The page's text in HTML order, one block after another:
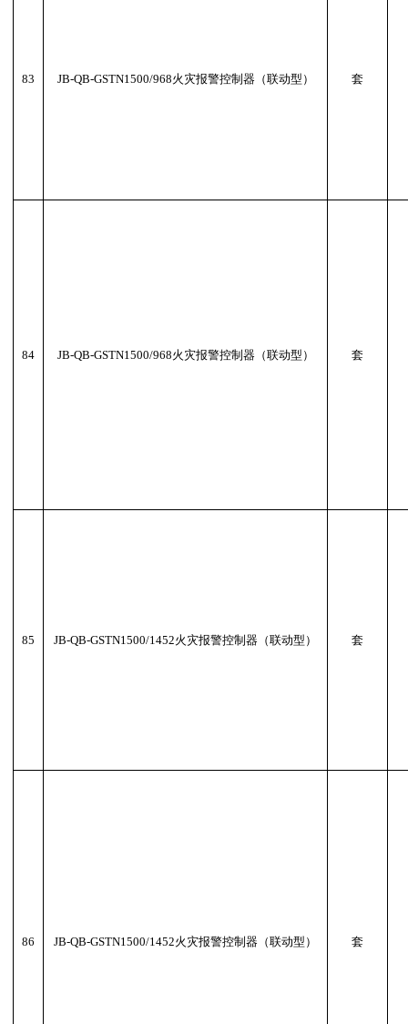
83 JB-QB-GSTN1500/968火灾报警控制器（联动型） 套
84 JB-QB-GSTN1500/968火灾报警控制器（联动型） 套
85 JB-QB-GSTN1500/1452火灾报警控制器（联动型） 套
86 JB-QB-GSTN1500/1452火灾报警控制器（联动型） 套